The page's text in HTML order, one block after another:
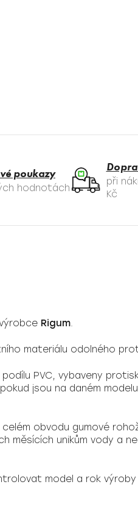
poukazy
hodnotách
při
Kč
Rigum.
materiálu odolného
PVC, vybaveny
jsou na daném
celém obvodu gumové
měsících unikům vody a
model a rok výroby